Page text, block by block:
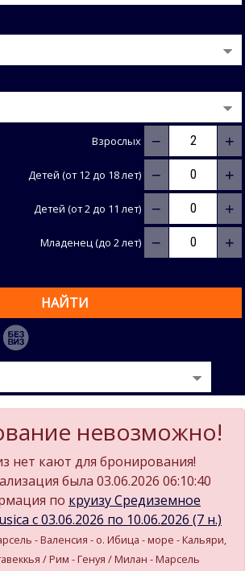
Взрослых − +
Детей (от 12 до 18 лет) − +
Детей (от 2 до 11 лет) − +
Младенец (до 2 лет) − +
НАЙТИ
невозможно!
нет кают для бронирования!
была 03.06.2026 06:10:40
по круизу Средиземное
c 03.06.2026 по 10.06.2026 (7 н.)
- Валенсия - о. Ибица - море - Кальяри,
/ Рим - Генуя / Милан - Марсель